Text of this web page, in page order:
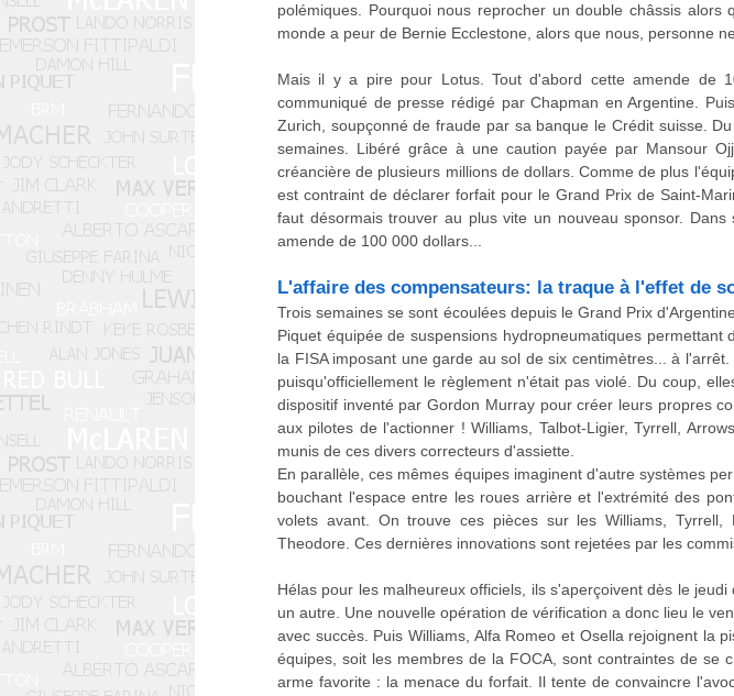
polémiques. Pourquoi nous reprocher un double châssis
monde a peur de Bernie Ecclestone, alors que nous, personne
Mais il y a pire pour Lotus. Tout d'abord cette amende de
communiqué de presse rédigé par Chapman en Argentine.
Zurich, soupçonné de fraude par sa banque le Crédit suisse.
semaines. Libéré grâce à une caution payée par Mansour
créancière de plusieurs millions de dollars. Comme de plus
est contraint de déclarer forfait pour le Grand Prix de Saint-
faut désormais trouver au plus vite un nouveau sponsor.
amende de 100 000 dollars...
L'affaire des compensateurs: la traque à l'effet de
Trois semaines se sont écoulées depuis le Grand Prix
Piquet équipée de suspensions hydropneumatiques
la FISA imposant une garde au sol de six centimètres... à
puisqu'officiellement le règlement n'était pas violé. Du coup,
dispositif inventé par Gordon Murray pour créer leurs propres
aux pilotes de l'actionner ! Williams, Talbot-Ligier, Tyrrell,
munis de ces divers correcteurs d'assiette.
En parallèle, ces mêmes équipes imaginent d'autre systèmes
bouchant l'espace entre les roues arrière et l'extrémité des
volets avant. On trouve ces pièces sur les Williams, Tyrrell,
Theodore. Ces dernières innovations sont rejetées par les
Hélas pour les malheureux officiels, ils s'aperçoivent dès le
un autre. Une nouvelle opération de vérification a donc lieu le
avec succès. Puis Williams, Alfa Romeo et Osella rejoignent la
équipes, soit les membres de la FOCA, sont contraintes de se
arme favorite : la menace du forfait. Il tente de convaincre